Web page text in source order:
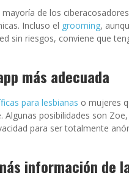
mayoría de los
Incluso el grooming,
sin riesgos, conviene que
más adecuada
para lesbianas o mujeres
Algunas posibilidades son Zoe,
para ser totalmente
información de